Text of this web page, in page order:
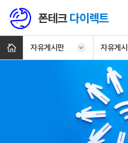
폰테크 다이렉트
자유게시판 자유게